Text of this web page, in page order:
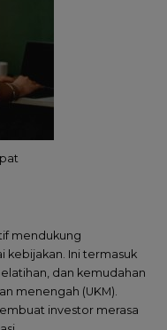
mendukung
kebijakan. Ini termasuk
dan kemudahan
menengah (UKM).
investor merasa